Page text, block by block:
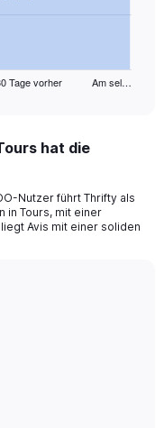
Tage vorher Am sel…
hat die
Nutzer führt Thrifty als
in Tours, mit einer
Avis mit einer soliden